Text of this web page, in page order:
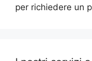
per richiedere un